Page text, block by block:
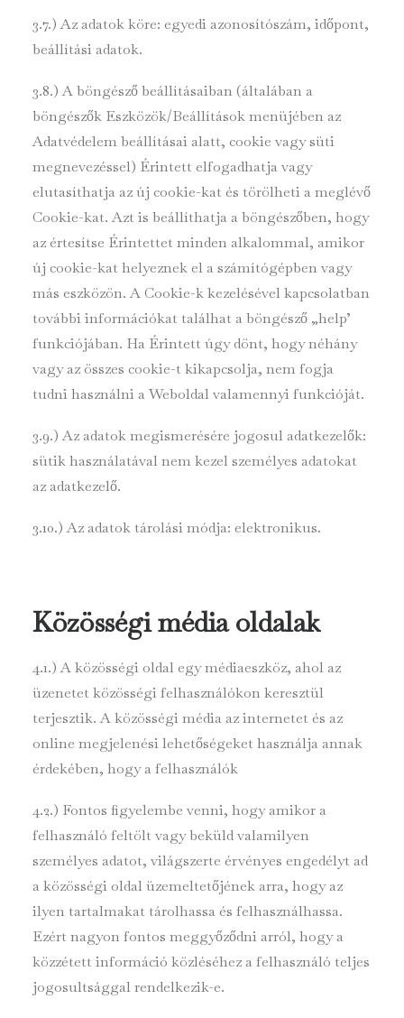
3.7.) Az adatok köre: egyedi azonosítószám, időpont,
beállítási adatok.
3.8.) A böngésző beállításaiban (általában a
böngészők Eszközök/Beállítások menüjében az
Adatvédelem beállításai alatt, cookie vagy süti
megnevezéssel) Érintett elfogadhatja vagy
elutasíthatja az új cookie-kat és törölheti a meglévő
Cookie-kat. Azt is beállíthatja a böngészőben, hogy
az értesítse Érintettet minden alkalommal, amikor
új cookie-kat helyeznek el a számítógépben vagy
más eszközön. A Cookie-k kezelésével kapcsolatban
további információkat találhat a böngésző „help’
funkciójában. Ha Érintett úgy dönt, hogy néhány
vagy az összes cookie-t kikapcsolja, nem fogja
tudni használni a Weboldal valamennyi funkcióját.
3.9.) Az adatok megismerésére jogosul adatkezelők:
sütik használatával nem kezel személyes adatokat
az adatkezelő.
3.10.) Az adatok tárolási módja: elektronikus.
Közösségi média oldalak
4.1.) A közösségi oldal egy médiaeszköz, ahol az
üzenetet közösségi felhasználókon keresztül
terjesztik. A közösségi média az internetet és az
online megjelenési lehetőségeket használja annak
érdekében, hogy a felhasználók
4.2.) Fontos figyelembe venni, hogy amikor a
felhasználó feltölt vagy beküld valamilyen
személyes adatot, világszerte érvényes engedélyt ad
a közösségi oldal üzemeltetőjének arra, hogy az
ilyen tartalmakat tárolhassa és felhasználhassa.
Ezért nagyon fontos meggyőződni arról, hogy a
közzétett információ közléséhez a felhasználó teljes
jogosultsággal rendelkezik-e.